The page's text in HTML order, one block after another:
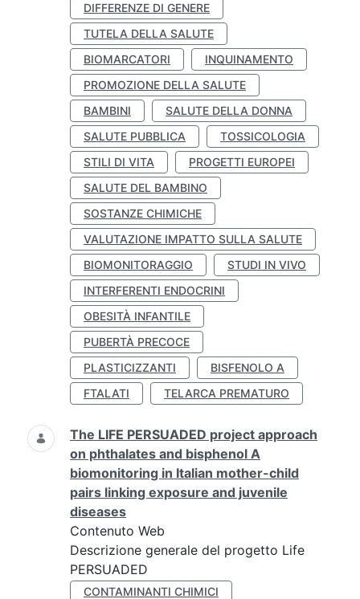
DIFFERENZE DI GENERE
TUTELA DELLA SALUTE
BIOMARCATORI
INQUINAMENTO
PROMOZIONE DELLA SALUTE
BAMBINI
SALUTE DELLA DONNA
SALUTE PUBBLICA
TOSSICOLOGIA
STILI DI VITA
PROGETTI EUROPEI
SALUTE DEL BAMBINO
SOSTANZE CHIMICHE
VALUTAZIONE IMPATTO SULLA SALUTE
BIOMONITORAGGIO
STUDI IN VIVO
INTERFERENTI ENDOCRINI
OBESITÀ INFANTILE
PUBERTÀ PRECOCE
PLASTICIZZANTI
BISFENOLO A
FTALATI
TELARCA PREMATURO
The LIFE PERSUADED project approach
on phthalates and bisphenol A
biomonitoring in Italian mother-child
pairs linking exposure and juvenile
diseases
Contenuto Web
Descrizione generale del progetto Life
PERSUADED
CONTAMINANTI CHIMICI